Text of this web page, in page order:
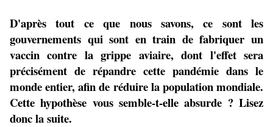
D'après tout ce que nous savons, ce sont les
gouvernements qui sont en train de fabriquer un
vaccin contre la grippe aviaire, dont l'effet sera
précisément de répandre cette pandémie dans le
monde entier, afin de réduire la population mondiale.
Cette hypothèse vous semble-t-elle absurde ? Lisez
donc la suite.